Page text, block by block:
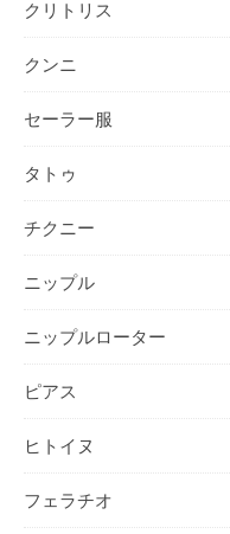
クリトリス
クンニ
セーラー服
タトゥ
チクニー
ニップル
ニップルローター
ピアス
ヒトイヌ
フェラチオ